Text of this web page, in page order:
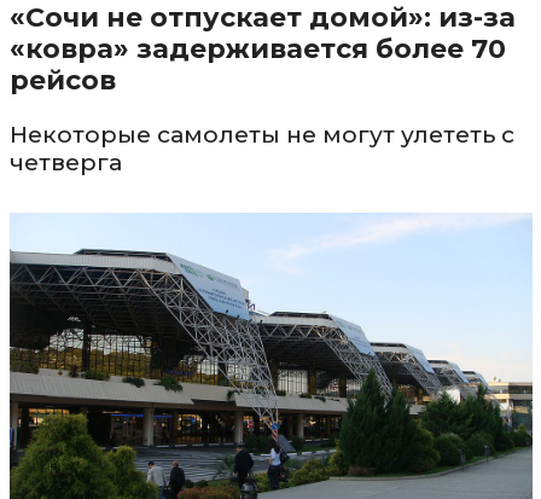
«Сочи не отпускает домой»: из-за
«ковра» задерживается более 70
рейсов
Некоторые самолеты не могут улететь с
четверга